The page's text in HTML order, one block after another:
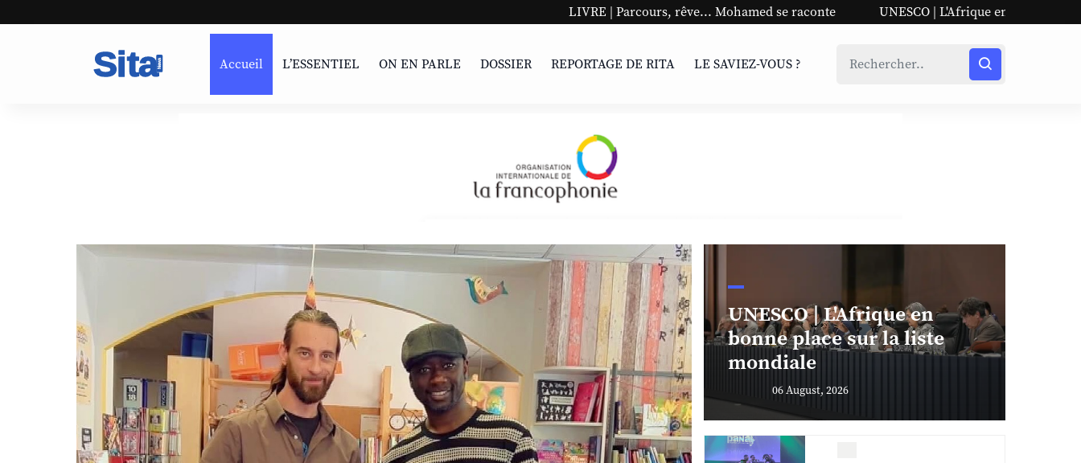
LIVRE | Parcours, rêve... Mohamed se raconte UNESCO | L'Afrique en bonne place sur la liste
Accueil L’ESSENTIEL ON EN PARLE DOSSIER REPORTAGE DE RITA LE SAVIEZ-VOUS ?
UNESCO | L'Afrique en
bonne place sur la liste
mondiale
06 August, 2026